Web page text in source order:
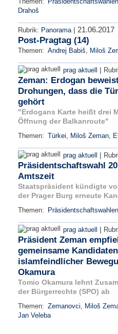
Drahoš
Rubrik: Panorama | 21.06.2017
Post-Pragtag (14)
Themen: Andrej Babiš Miloš
prag aktuell |
Zeman: Erdogan
Drohungen, dass die
gehört
"Erdogans Karte heißt drei
Öffnung der Balkanroute"
Themen: Türkei Miloš Zeman
prag aktuell |
Präsidentschaftswahl
Amtszeit
Staatspräsident kündigte
der Prager Burg erneute
Themen:
prag aktuell |
Präsident Zeman
gemeinsame
islamfeindlicher
Okamura
Tomio Okamura lehnt
der Bürgerrechte (SPO) ab
Themen: Zemanovci Miloš
Jan Veleba